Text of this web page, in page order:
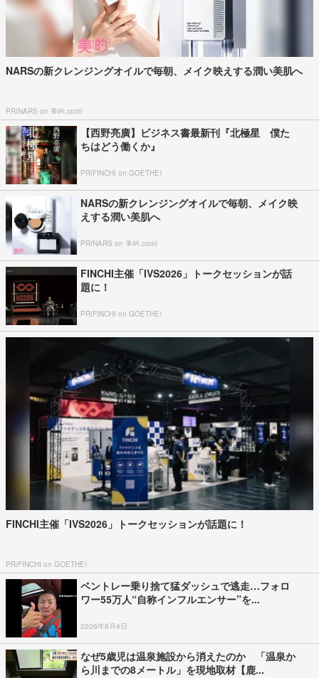
NARSの新クレンジングオイルで毎朝、メイク映えする潤い美肌へ
PR(NARS on 美的.com)
【西野亮廣】ビジネス書最新刊『北極星 僕た
ちはどう働くか』
PR(FINCHI on GOETHE)
NARSの新クレンジングオイルで毎朝、メイク映
えする潤い美肌へ
PR(NARS on 美的.com)
FINCHI主催「IVS2026」トークセッションが話
題に！
PR(FINCHI on GOETHE)
FINCHI主催「IVS2026」トークセッションが話題に！
PR(FINCHI on GOETHE)
ベントレー乗り捨て猛ダッシュで逃走…フォロ
ワー55万人“自称インフルエンサー”を...
2026年8月4日
なぜ5歳児は温泉施設から消えたのか 「温泉か
ら川までの8メートル」を現地取材【鹿...